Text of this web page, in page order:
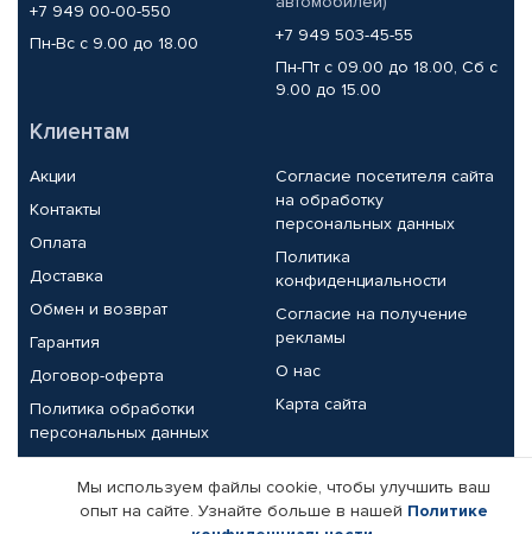
+7 949 00-00-550
Пн-Вс с 9.00 до 18.00
+7 949 503-45-55
Пн-Пт с 09.00 до 18.00, Сб с
9.00 до 15.00
Клиентам
Акции
Контакты
Оплата
Доставка
Обмен и возврат
Гарантия
Договор-оферта
Политика обработки
персональных данных
Согласие посетителя сайта
на обработку
персональных данных
Политика
конфиденциальности
Согласие на получение
рекламы
О нас
Карта сайта
Партнерам
Корпоративным клиентам Реквизиты компании
Мы используем файлы cookie, чтобы улучшить ваш
опыт на сайте. Узнайте больше в нашей Политике